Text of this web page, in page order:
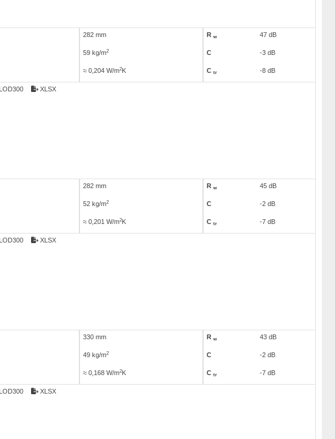
282 mm R w 47 dB
59 kg/m2 C -3 dB
≈ 0,204 W/m2K C tr -8 dB
XLSX
282 mm R w 45 dB
52 kg/m2 C -2 dB
≈ 0,201 W/m2K C tr -7 dB
XLSX
330 mm R w 43 dB
49 kg/m2 C -2 dB
≈ 0,168 W/m2K C tr -7 dB
XLSX